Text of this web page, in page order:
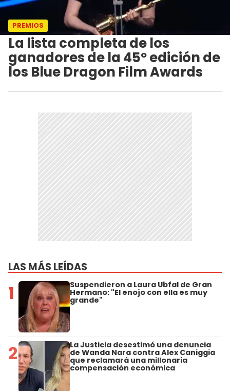
PREMIOS
La lista completa de los
ganadores de la 45º edición de
los Blue Dragon Film Awards
LAS MÁS LEÍDAS
1 Suspendieron a Laura Ubfal de Gran
Hermano: "El enojo con ella es muy
grande"
2 La Justicia desestimó una denuncia
de Wanda Nara contra Alex Caniggia
que reclamará una millonaria
compensación económica